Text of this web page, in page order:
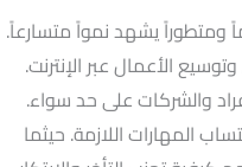
ومتطوراً يشهد نمواً متسارعاً.
الأعمال عبر الإنترنت.
والشركات على حد سواء.
المهارات اللازمة. حيثما